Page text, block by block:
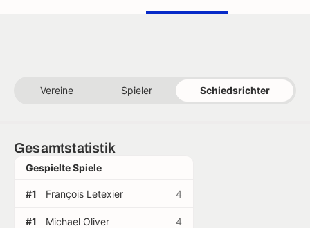
Vereine Spieler Schiedsrichter
Gesamtstatistik
Gespielte Spiele
#1 François Letexier 4
#1 Michael Oliver 4